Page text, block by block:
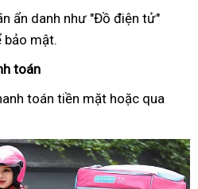
ẩn danh như "Đồ điện tử"
bảo mật.
toán
toán tiền mặt hoặc qua